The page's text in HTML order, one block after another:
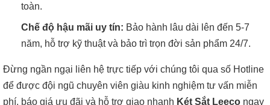
toàn.
Chế độ hậu mãi uy tín: Bảo hành lâu dài lên đến 5-7
năm, hỗ trợ kỹ thuật và bảo trì trọn đời sản phẩm 24/7.
Đừng ngần ngại liên hệ trực tiếp với chúng tôi qua số Hotline
để được đội ngũ chuyên viên giàu kinh nghiệm tư vấn miễn
phí, báo giá ưu đãi và hỗ trợ giao nhanh Két Sắt Leeco ngay